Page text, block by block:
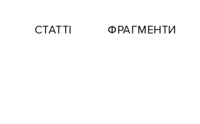
СТАТТІ ФРАГМЕНТИ